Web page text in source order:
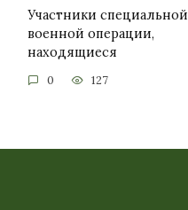
Участники специальной
военной операции,
находящиеся
0 127